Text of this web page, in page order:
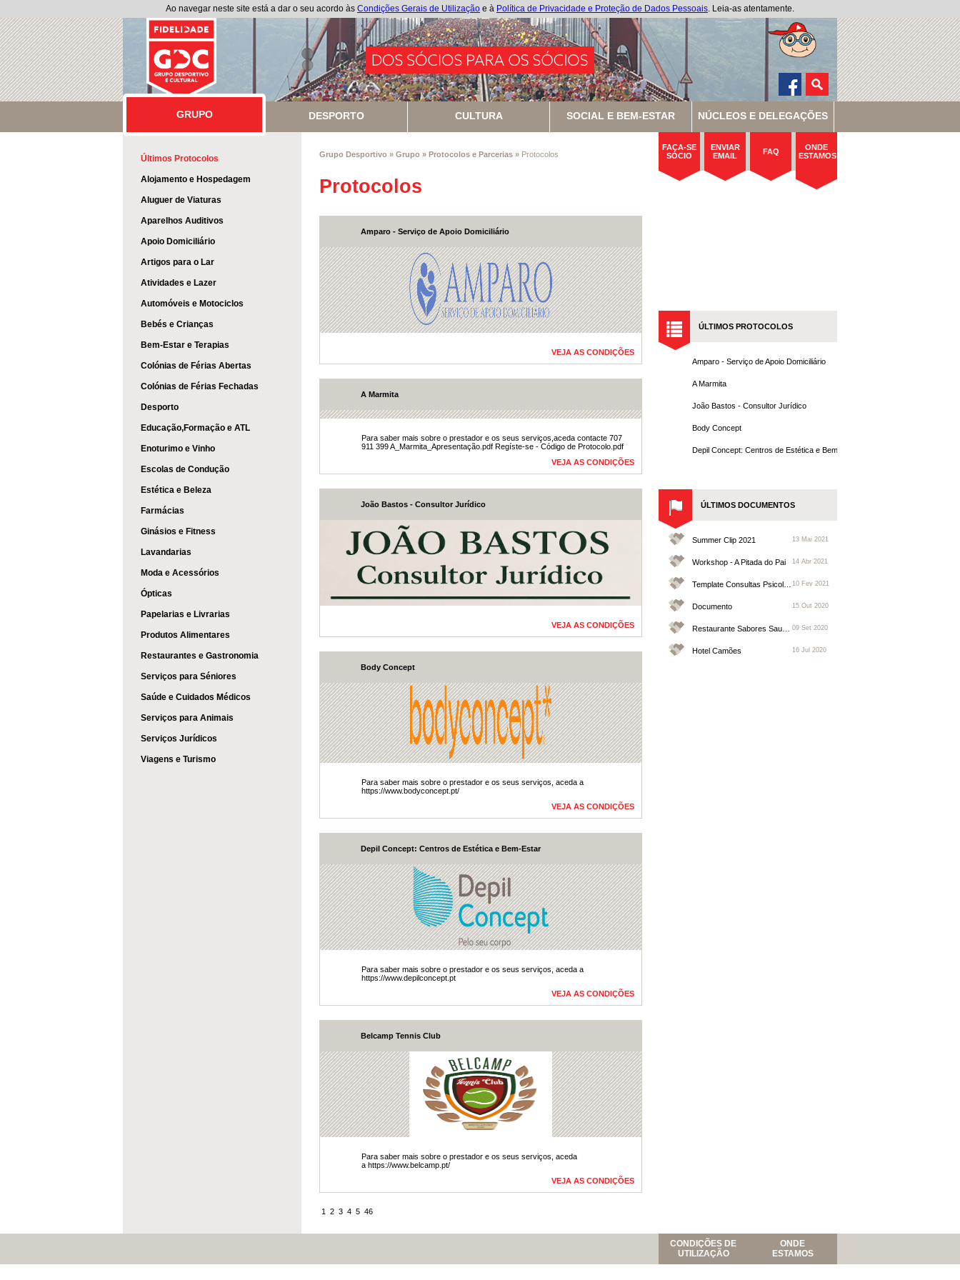
Ao navegar neste site está a dar o seu acordo às Condições Gerais de Utilização e à Política de Privacidade e Proteção de Dados Pessoais. Leia-as atentamente.
GRUPO
GRUPO DESPORTO CULTURA SOCIAL E BEM-ESTAR NÚCLEOS E DELEGAÇÕES
Últimos Protocolos
Alojamento e Hospedagem
Aluguer de Viaturas
Aparelhos Auditivos
Apoio Domiciliário
Artigos para o Lar
Atividades e Lazer
Automóveis e Motociclos
Bebés e Crianças
Bem-Estar e Terapias
Colónias de Férias Abertas
Colónias de Férias Fechadas
Desporto
Educação,Formação e ATL
Enoturimo e Vinho
Escolas de Condução
Estética e Beleza
Farmácias
Ginásios e Fitness
Lavandarias
Moda e Acessórios
Ópticas
Papelarias e Livrarias
Produtos Alimentares
Restaurantes e Gastronomia
Serviços para Séniores
Saúde e Cuidados Médicos
Serviços para Animais
Serviços Jurídicos
Viagens e Turismo
Grupo Desportivo » Grupo » Protocolos e Parcerias » Protocolos
Protocolos
Amparo - Serviço de Apoio Domiciliário
VEJA AS CONDIÇÕES
A Marmita
​Para saber mais sobre o prestador e os seus serviços,aceda contacte 707
911 399A_Marmita_Apresentação.pdf Regíste-se - Código de Protocolo.pdf
VEJA AS CONDIÇÕES
João Bastos - Consultor Jurídico
VEJA AS CONDIÇÕES
Body Concept
​​​​Para saber mais sobre o prestador e os seus serviços, aceda​ a
https://www.bodyconcept.pt/​
VEJA AS CONDIÇÕES
Depil Concept: Centros de Estética e Bem-Estar
​​​​Para saber mais sobre o prestador e os seus serviços, aceda​ a
https://www.depilconcept.pt​
VEJA AS CONDIÇÕES
Belcamp Tennis Club
​Para saber mais sobre o prestador e os seus serviços, aceda
a https://www.belcamp.pt/
VEJA AS CONDIÇÕES
1 2 3 4 5 46
FAÇA-SE
SÓCIO
ENVIAR
EMAIL
FAQ
ONDE
ESTAMOS
ÚLTIMOS PROTOCOLOS
Amparo - Serviço de Apoio Domiciliário
A Marmita
João Bastos - Consultor Jurídico
Body Concept
Depil Concept: Centros de Estética e Bem-Estar
ÚLTIMOS DOCUMENTOS
Summer Clip 2021 13 Mai 2021
Workshop - A Pitada do Pai 14 Abr 2021
10 Fev 2021
Documento 15 Out 2020
09 Set 2020
Hotel Camões 16 Jul 2020
CONDIÇÕES DE
UTILIZAÇÃO
ONDE
ESTAMOS